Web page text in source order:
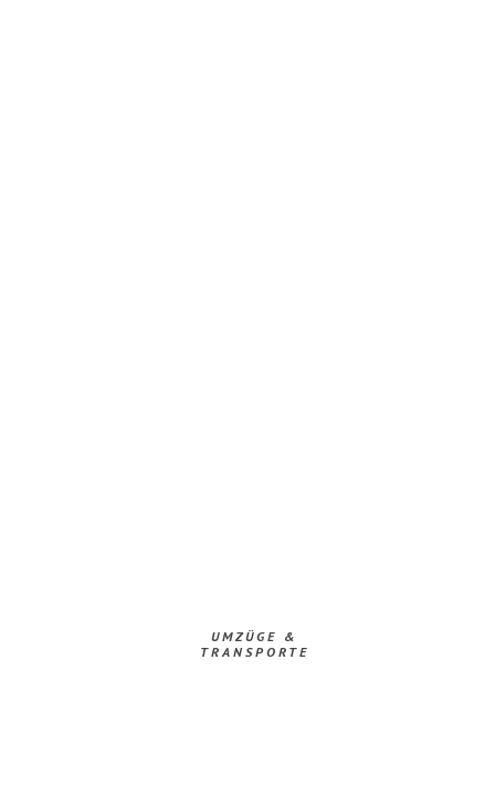
UMZÜGE &
TRANSPORTE